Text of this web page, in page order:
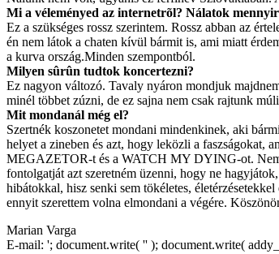
Mi a véleményed az internetrõl? Nálatok
Ez a szükséges rossz szerintem. Rossz abban az
én nem látok a chaten kívül bármit is, ami miatt
a kurva ország.Minden szempontból.
Milyen sûrûn tudtok koncertezni?
Ez nagyon változó. Tavaly nyáron mondjuk
minél többet zúzni, de ez sajna nem csak rajtunk
Mit mondanál még el?
Szertnék koszonetet mondani mindenkinek, aki
helyet a zineben és azt, hogy leközli a
MEGAZETOR-t és a WATCH MY DYING-ot. Nem
fontolgatját azt szeretném üzenni, hogy ne
hibátokkal, hisz senki sem tökéletes,
ennyit szerettem volna elmondani a végére.
Marian Varga
E-mail: '; document.write( '' ); document.write(